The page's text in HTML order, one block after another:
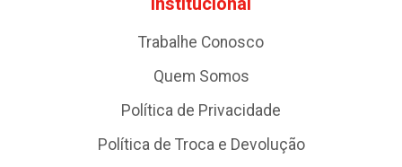
Trabalhe Conosco
Quem Somos
Política de Privacidade
Política de Troca e Devolução